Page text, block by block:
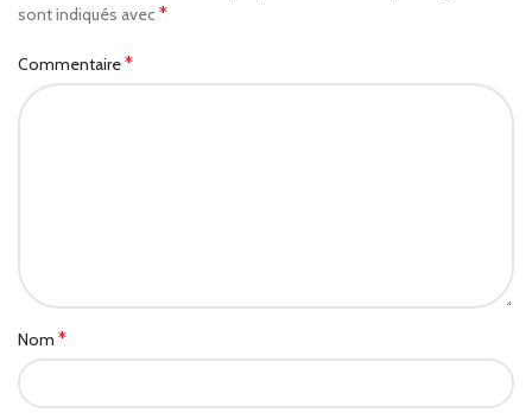
sont indiqués avec *
Commentaire*
Nom *